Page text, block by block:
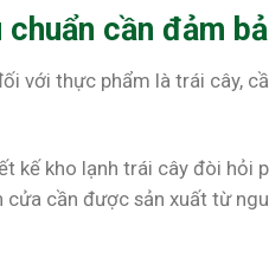
cần đảm
với thực phẩm là trái cây,
kế kho lạnh trái cây đòi
cần được sản xuất từ